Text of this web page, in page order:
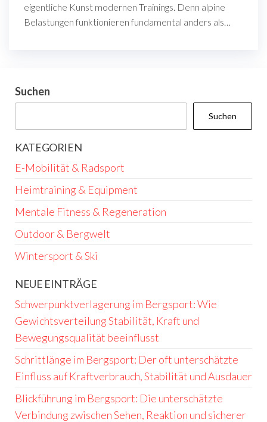
eigentliche Kunst modernen Trainings. Denn alpine
Belastungen funktionieren fundamental anders als…
Suchen
Suchen
KATEGORIEN
E-Mobilität & Radsport
Heimtraining & Equipment
Mentale Fitness & Regeneration
Outdoor & Bergwelt
Wintersport & Ski
NEUE EINTRÄGE
Schwerpunktverlagerung im Bergsport: Wie
Gewichtsverteilung Stabilität, Kraft und
Bewegungsqualität beeinflusst
Schrittlänge im Bergsport: Der oft unterschätzte
Einfluss auf Kraftverbrauch, Stabilität und Ausdauer
Blickführung im Bergsport: Die unterschätzte
Verbindung zwischen Sehen, Reaktion und sicherer